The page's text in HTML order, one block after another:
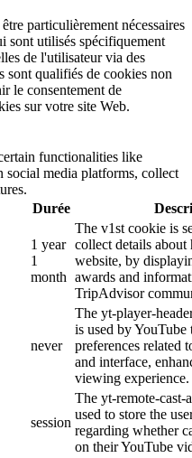
particulièrement nécessaires
sont utilisés spécifiquement
de l'utilisateur via des
sont qualifiés de cookies non
le consentement de
sur votre site Web.
functionalities like
social media platforms, collect
Durée
1 year
1
month
The v1st cookie is
collect details
website, by
awards and
TripAdvisor
never
The yt-player-
is used by YouTube
preferences related
and interface,
viewing experience.
session
The yt-remote-cast-
used to store the
regarding whether
on their YouTube